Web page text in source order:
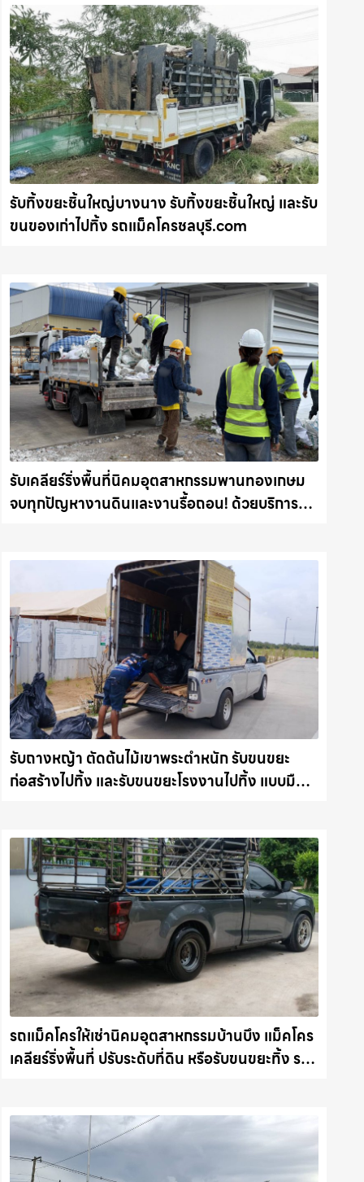
รับทิ้งขยะชิ้นใหญ่บางนาง รับทิ้งขยะชิ้นใหญ่ และรับ
ขนของเก่าไปทิ้ง รถแม็คโครชลบุรี.com
รับเคลียร์ริ่งพื้นที่นิคมอุตสาหกรรมพานทองเกษม
จบทุกปัญหางานดินและงานรื้อถอน! ด้วยบริการรถ
รับถางหญ้า ตัดต้นไม้เขาพระตำหนัก รับขนขยะ
ก่อสร้างไปทิ้ง และรับขนขยะโรงงานไปทิ้ง แบบมือ
รถแม็คโครให้เช่านิคมอุตสาหกรรมบ้านบึง แม็คโคร
เคลียร์ริ่งพื้นที่ ปรับระดับที่ดิน หรือรับขนขยะทิ้ง รถ